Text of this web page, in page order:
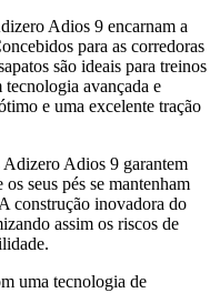
Adios 9 encarnam a
para as corredoras
são ideais para treinos
avançada e
e uma excelente tração
Adios 9 garantem
seus pés se mantenham
construção inovadora do
assim os riscos de
uma tecnologia de